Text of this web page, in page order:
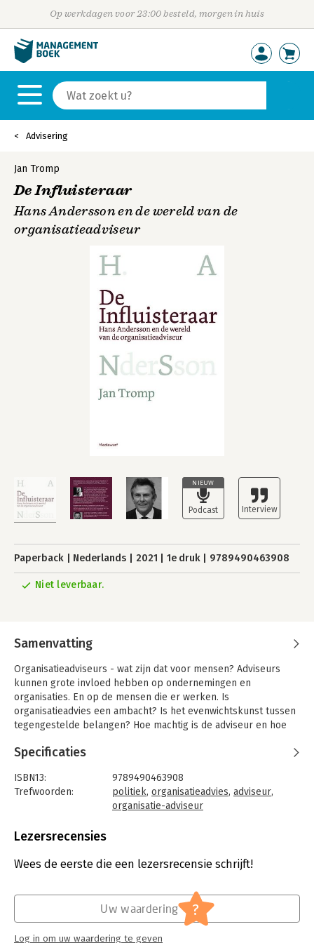
Op werkdagen voor 23:00 besteld, morgen in huis
Advisering
NIEUW
Jan Tromp
De Influisteraar
Hans Andersson en de wereld van de
organisatieadviseur
Paperback Nederlands 2021 1e druk 9789490463908
Niet leverbaar.
Samenvatting
Organisatieadviseurs - wat zijn dat voor mensen? Adviseurs
kunnen grote invloed hebben op ondernemingen en
organisaties. En op de mensen die er werken. Is
organisatieadvies een ambacht? Is het evenwichtskunst tussen
tegengestelde belangen? Hoe machtig is de adviseur en hoe
Hans Andersson is een van de oprichters van het
gerenommeerde adviesbureau AEF (Andersson Elffers Felix).
Hij adviseerde de halve wereld, van ondernemingsraden tot
ministers. Hij was de influisteraar in de schaduw van de macht.
zat in de kantines van fabrieksarbeiders en schoof aan in de
van de politieke macht nestelde hij zich in de canapés. Zijn
vehikel maatschappelijke verandering teweeg te brengen. Het
heeft hem faam bezorgd en ook wel de kritiek dat hij
Specificaties
ISBN13:
9789490463908
Trefwoorden:
politiek, organisatieadvies, adviseur,
organisatie-adviseur
Bindwijze:
Uitgever:
Verhaal met Impact
Hoofdrubriek:
Lezersrecensies
Wees de eerste die een lezersrecensie schrijft!
Uw waardering ?
Log in om uw waardering te geven